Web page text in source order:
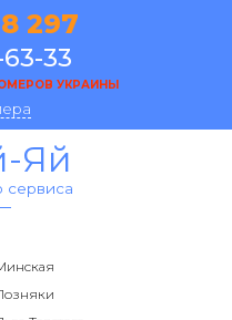
297
63-33
УКРАИНЫ
Яй
сервиса